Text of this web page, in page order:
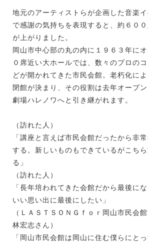
地元のアーティストらが企画した音楽
で感謝の気持ちを表現すると、約６０
が上がりました。
岡山市中心部の丸の内に１９６３年に
０席近い大ホールでは、数々のプロの
どが開かれてきた市民会館。老朽化に
閉館が決まり、その役割は去年オープ
劇場ハレノワへと引き継がれます。
（訪れた人）
「講座と言えば市民会館だったから非
する。新しいものもできているがこち
る」
（訪れた人）
「長年培われてきた会館だから最後に
いい思い出に最後にしたい」
（ＬＡＳＴＳＯＮＧｆｏｒ岡山市民会
林宏志さん）
「岡山市民会館は岡山に住む僕らにと